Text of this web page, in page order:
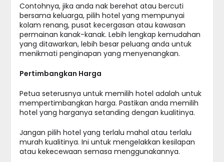
Contohnya, jika anda nak berehat atau bercuti
bersama keluarga, pilih hotel yang mempunyai
kolam renang, pusat kecergasan atau kawasan
permainan kanak-kanak. Lebih lengkap kemudahan
yang ditawarkan, lebih besar peluang anda untuk
menikmati penginapan yang menyenangkan.
Pertimbangkan Harga
Petua seterusnya untuk memilih hotel adalah untuk
mempertimbangkan harga. Pastikan anda memilih
hotel yang harganya setanding dengan kualitinya.
Jangan pilih hotel yang terlalu mahal atau terlalu
murah kualitinya. Ini untuk mengelakkan kesilapan
atau kekecewaan semasa menggunakannya.